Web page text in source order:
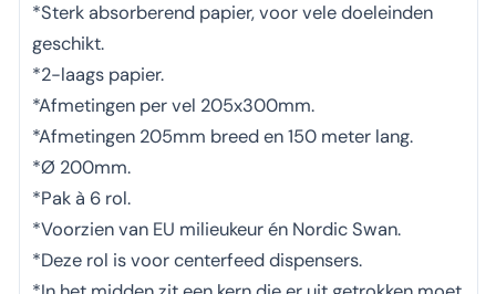
*Sterk absorberend papier, voor vele doeleinden
geschikt.
*2-laags papier.
*Afmetingen per vel 205x300mm.
*Afmetingen 205mm breed en 150 meter lang.
*Ø 200mm.
*Pak à 6 rol.
*Voorzien van EU milieukeur én Nordic Swan.
*Deze rol is voor centerfeed dispensers.